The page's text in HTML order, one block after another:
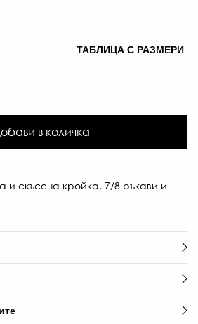
ТАБЛИЦА С РАЗМЕРИ
в количка
и скъсена кройка, 7/8 ръкави и